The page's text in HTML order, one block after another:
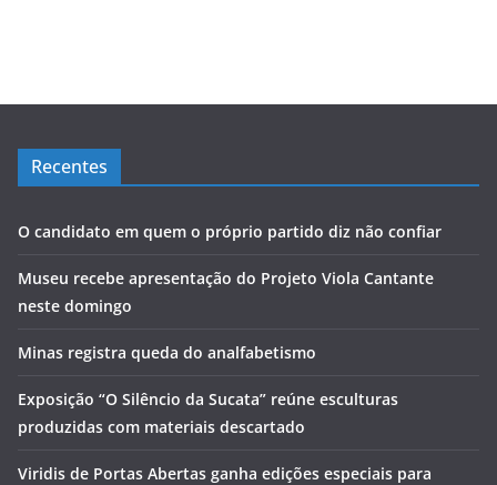
Recentes
O candidato em quem o próprio partido diz não confiar
Museu recebe apresentação do Projeto Viola Cantante
neste domingo
Minas registra queda do analfabetismo
Exposição “O Silêncio da Sucata” reúne esculturas
produzidas com materiais descartado
Viridis de Portas Abertas ganha edições especiais para